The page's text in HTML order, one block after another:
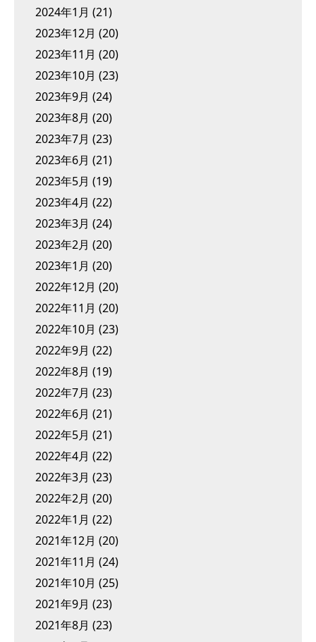
2024年1月 (21)
2023年12月 (20)
2023年11月 (20)
2023年10月 (23)
2023年9月 (24)
2023年8月 (20)
2023年7月 (23)
2023年6月 (21)
2023年5月 (19)
2023年4月 (22)
2023年3月 (24)
2023年2月 (20)
2023年1月 (20)
2022年12月 (20)
2022年11月 (20)
2022年10月 (23)
2022年9月 (22)
2022年8月 (19)
2022年7月 (23)
2022年6月 (21)
2022年5月 (21)
2022年4月 (22)
2022年3月 (23)
2022年2月 (20)
2022年1月 (22)
2021年12月 (20)
2021年11月 (24)
2021年10月 (25)
2021年9月 (23)
2021年8月 (23)